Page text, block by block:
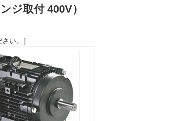
ジ取付 400V）
い。］